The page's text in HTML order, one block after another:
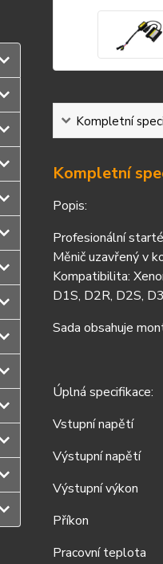
Kompletní
Kompletní
Popis:
Profesionální
Měnič uzavřený v
Kompatibilita:
D1S, D2R, D2S,
Sada obsahuje
Úplná specifikace:
Vstupní napětí
Výstupní napětí
Výstupní výkon
Příkon
Pracovní teplota